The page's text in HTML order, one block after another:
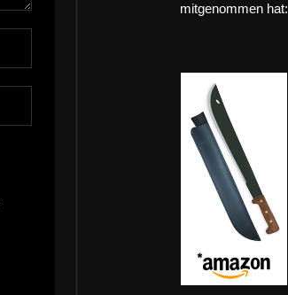
mitgenommen hat: